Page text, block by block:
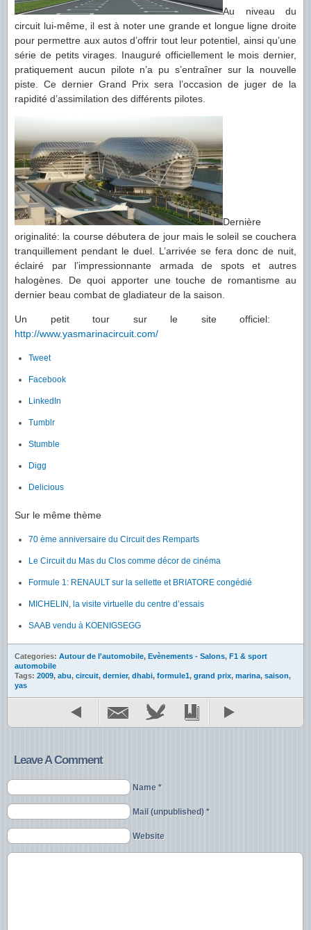
Au niveau du
circuit lui-même, il est à noter une grande et longue ligne droite
pour permettre aux autos d’offrir tout leur potentiel, ainsi qu’une
série de petits virages. Inauguré officiellement le mois dernier,
pratiquement aucun pilote n’a pu s’entraîner sur la nouvelle
piste. Ce dernier Grand Prix sera l’occasion de juger de la
rapidité d’assimilation des différents pilotes.
Dernière
originalité: la course débutera de jour mais le soleil se couchera
tranquillement pendant le duel. L’arrivée se fera donc de nuit,
éclairé par l’impressionnante armada de spots et autres
halogènes. De quoi apporter une touche de romantisme au
dernier beau combat de gladiateur de la saison.
Un petit tour sur le site officiel:
http://www.yasmarinacircuit.com/
Tweet
Facebook
LinkedIn
Tumblr
Stumble
Digg
Delicious
Sur le même thème
70 ème anniversaire du Circuit des Remparts
Le Circuit du Mas du Clos comme décor de cinéma
Formule 1: RENAULT sur la sellette et BRIATORE congédié
MICHELIN, la visite virtuelle du centre d’essais
SAAB vendu à KOENIGSEGG
Categories: Autour de l'automobile, Evènements - Salons, F1 & sport
automobile
Tags: 2009, abu, circuit, dernier, dhabi, formule1, grand prix, marina, saison,
yas
Leave A Comment
Name *
Mail (unpublished) *
Website